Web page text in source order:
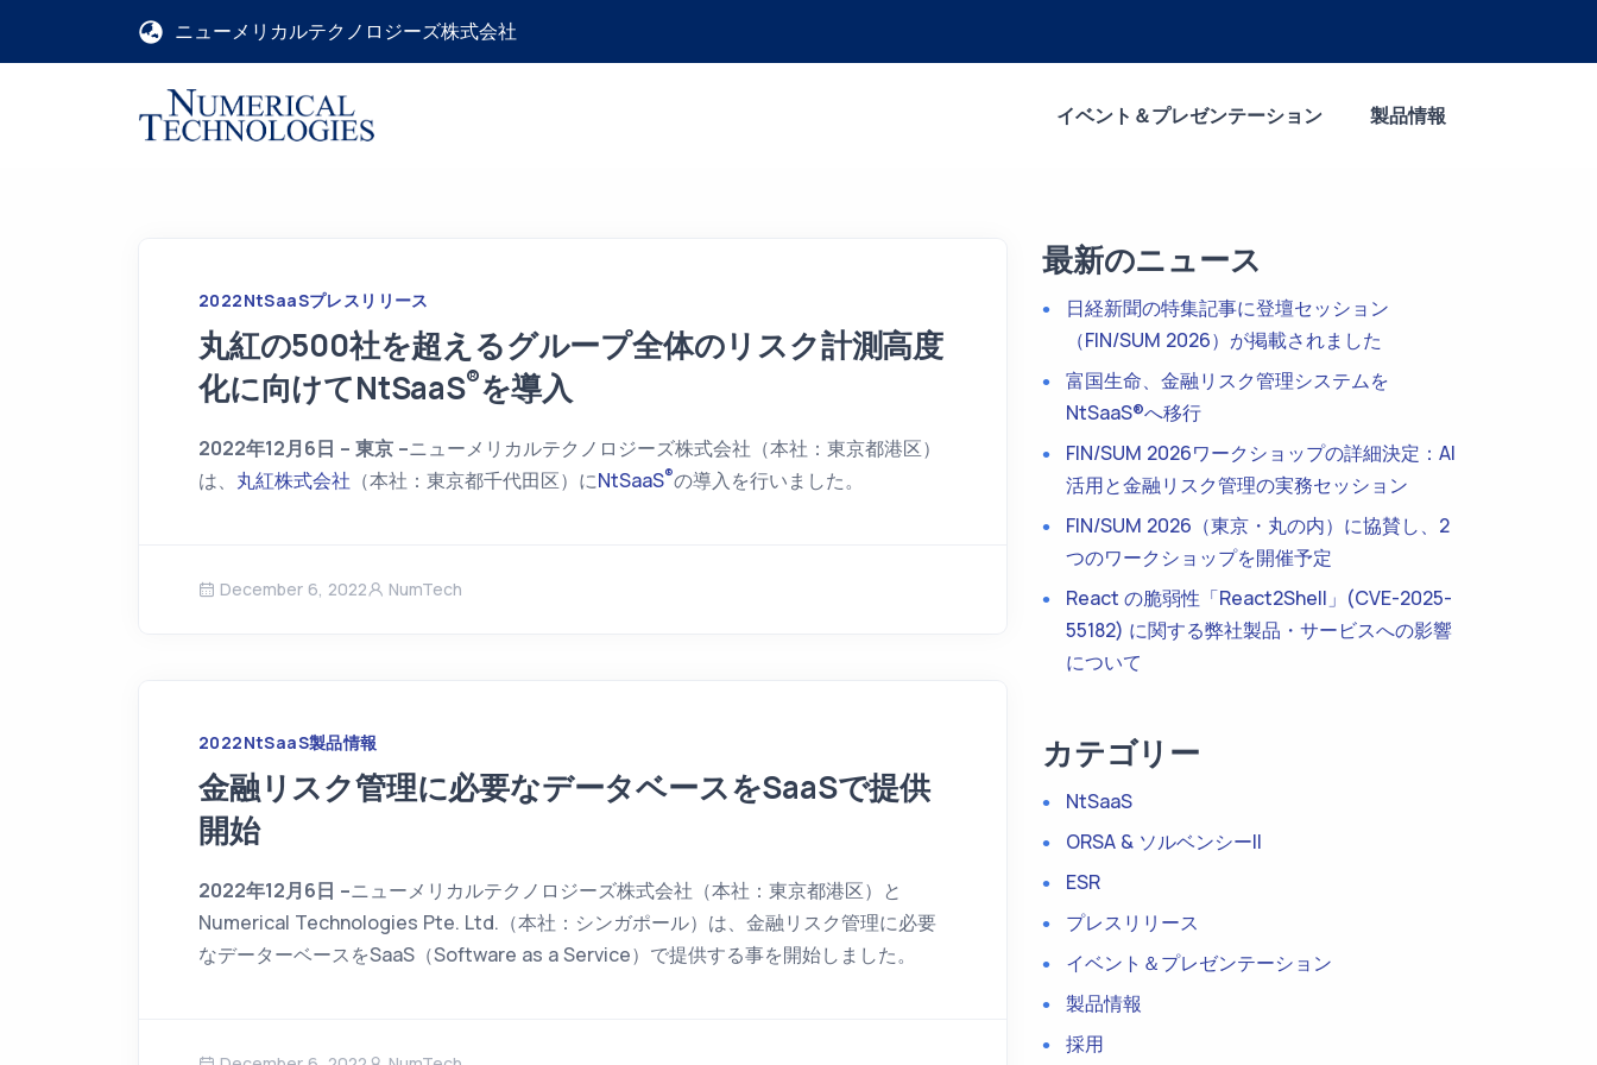
ニューメリカルテクノロジーズ株式会社
イベント＆プレゼンテーション 製品情報
2022NtSaaSプレスリリース
丸紅の500社を超えるグループ全体のリスク計測高度
化に向けてNtSaaS®を導入
2022年12月6日 – 東京 –ニューメリカルテクノロジーズ株式会社（本社：東京都港区）
は、 丸紅株式会社 （本社：東京都千代田区）にNtSaaS®の導入を行いました。
December 6, 2022 NumTech
2022NtSaaS製品情報
金融リスク管理に必要なデータベースをSaaSで提供
開始
2022年12月6日 –ニューメリカルテクノロジーズ株式会社（本社：東京都港区）と
Numerical Technologies Pte. Ltd.（本社：シンガポール）は、金融リスク管理に必要
なデーターベースをSaaS（Software as a Service）で提供する事を開始しました。
最新のニュース
日経新聞の特集記事に登壇セッション
（FIN/SUM 2026）が掲載されました
富国生命、金融リスク管理システムを
NtSaaS®へ移行
FIN/SUM 2026ワークショップの詳細決定：AI
活用と金融リスク管理の実務セッション
FIN/SUM 2026（東京・丸の内）に協賛し、2
つのワークショップを開催予定
React の脆弱性「React2Shell」(CVE-2025-
55182) に関する弊社製品・サービスへの影響
について
カテゴリー
NtSaaS
ORSA & ソルベンシーII
ESR
プレスリリース
イベント＆プレゼンテーション
製品情報
採用